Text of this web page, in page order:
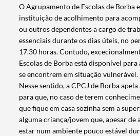
O Agrupamento de Escolas de Borba
instituição de acolhimento para
ou outros dependentes a cargo de
essenciais durante os dias úteis, no
17.30 horas. Contudo,
Escolas de Borba está disponível
se encontrem em situação vulnerável.
Nesse sentido, a CPCJ de Borba
para que, no caso de terem
que fique em casa sozinha sem a
alguma criança/jovem que, apesar de
estar num ambiente pouco estável